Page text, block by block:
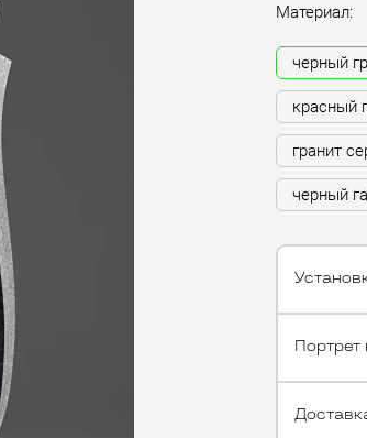
Материал:
черный
красный
гранит
черный